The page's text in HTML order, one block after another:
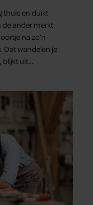
thuis en duikt
de ander merkt
na zo’n
Dat wandelen je
blijkt uit